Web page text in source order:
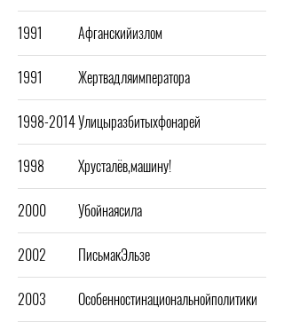
1991 Афганскийизлом
1991 Жертвадляимператора
1998-2014Улицыразбитыхфонарей
1998 Хрусталёв,машину!
2000 Убойнаясила
2002 ПисьмакЭльзе
2003 Особенностинациональнойполитики